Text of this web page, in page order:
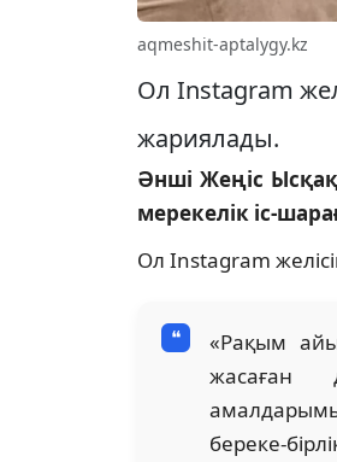
aqmeshit-aptalygy.kz
Ол Instagram
жариялады.
Әнші Жеңіс
мерекелік іс-
Ол Instagram
«Рақым
жасаған
береке-